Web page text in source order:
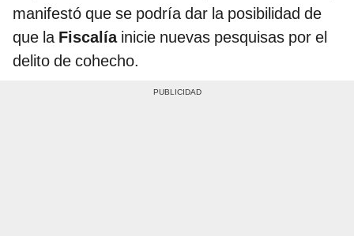
manifestó que se podría dar la posibilidad de
que la Fiscalíainicie nuevas pesquisas por el
delito de cohecho.